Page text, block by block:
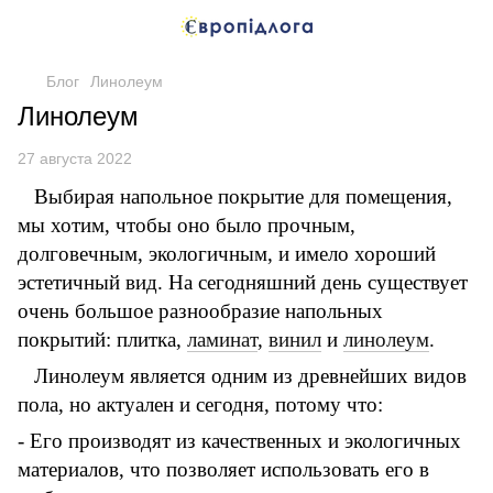
Блог Линолеум
Линолеум
27 августа 2022
Выбирая напольное покрытие для помещения,
мы хотим, чтобы оно было прочным,
долговечным, экологичным, и имело хороший
эстетичный вид. На сегодняшний день существует
очень большое разнообразие напольных
покрытий: плитка, ламинат, винил и линолеум.
Линолеум является одним из древнейших видов
пола, но актуален и сегодня, потому что:
- Его производят из качественных и экологичных
материалов, что позволяет использовать его в